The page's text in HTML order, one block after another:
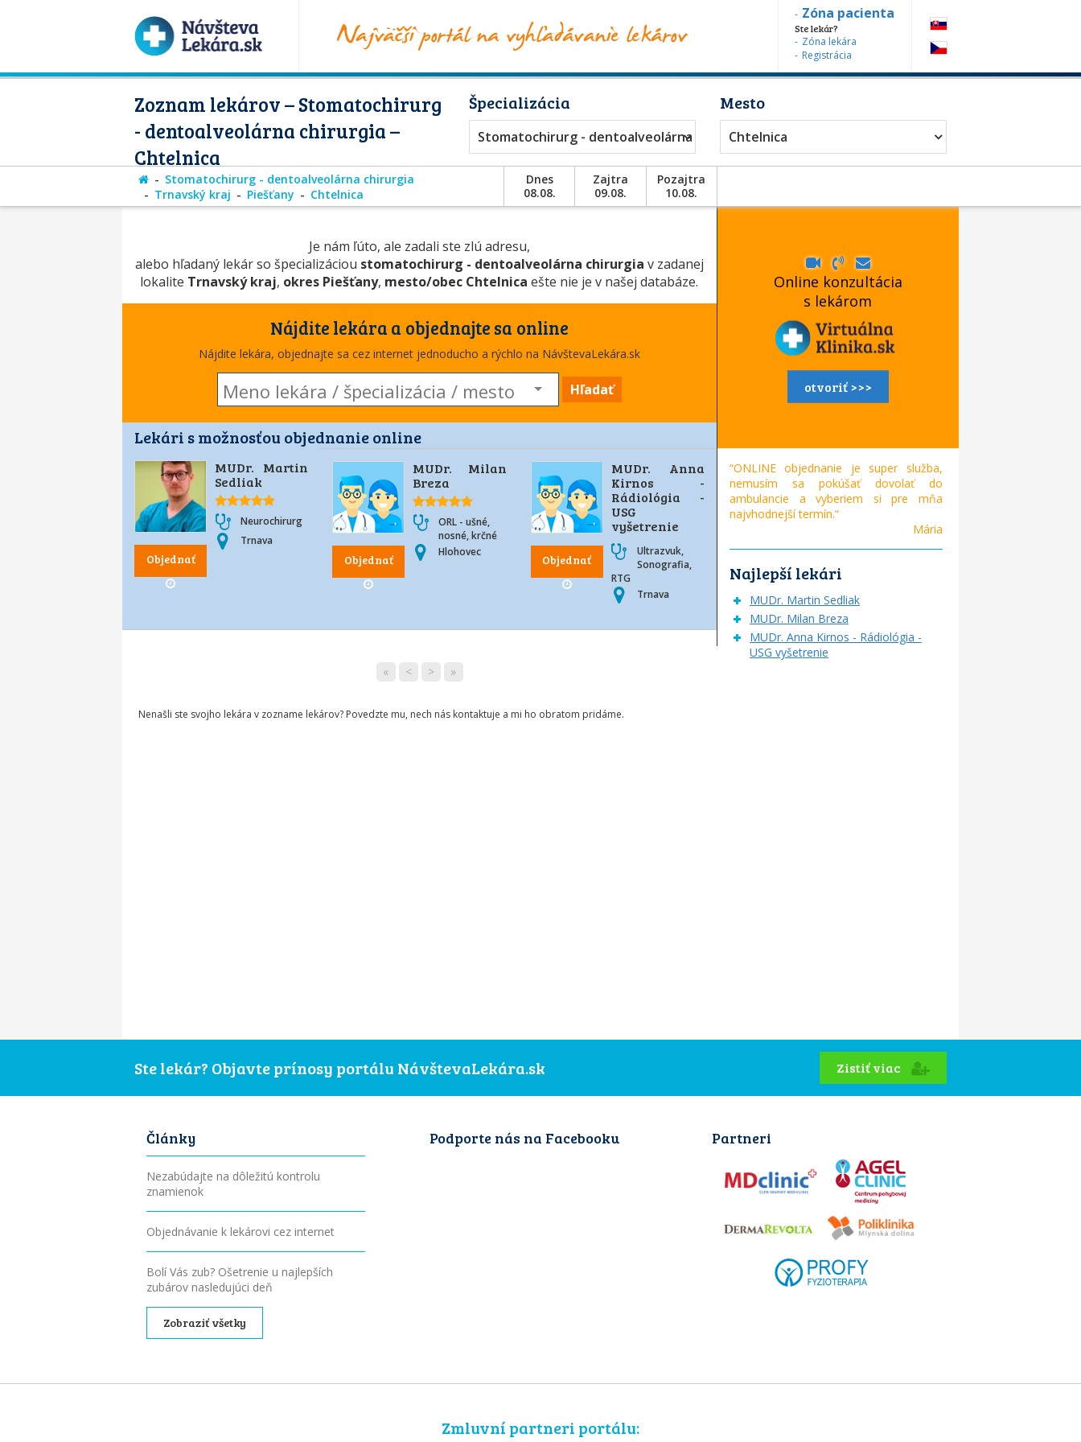
Zóna pacienta
Ste lekár?
Zóna lekára
Registrácia
Zoznam lekárov – Stomatochirurg
- dentoalveolárna chirurgia –
Chtelnica
Špecializácia
Stomatochirurg - dentoalveolárna chirurgia
Mesto
Chtelnica
Stomatochirurg - dentoalveolárna chirurgia
Trnavský kraj
Piešťany Chtelnica
Dnes
08.08.
Zajtra
09.08.
Pozajtra
10.08.
Je nám ľúto, ale zadali ste zlú adresu,
alebo hľadaný lekár so špecializáciou stomatochirurg - dentoalveolárna chirurgia v zadanej
lokalite Trnavský kraj, okres Piešťany, mesto/obec Chtelnica ešte nie je v našej databáze.
Nájdite lekára a objednajte sa online
Nájdite lekára, objednajte sa cez internet jednoducho a rýchlo na NávštevaLekára.sk
Hľadať
Lekári s možnosťou objednanie online
Objednať
MUDr. Martin
Sedliak
Neurochirurg
Trnava
Objednať
MUDr. Milan
Breza
ORL - ušné,
nosné, krčné
Hlohovec
Objednať
MUDr. Anna
Kirnos -
Rádiológia -
USG
vyšetrenie
Ultrazvuk,
Sonografia,
RTG
Trnava
« < > »
Nenašli ste svojho lekára v zozname lekárov? Povedzte mu, nech nás kontaktuje a mi ho obratom pridáme.
Online konzultácia
s lekárom
otvoriť >>>
“ONLINE objednanie je super služba,
nemusím sa pokúšať dovolať do
ambulancie a vyberiem si pre mňa
najvhodnejší termín.“
Mária
Najlepší lekári
MUDr. Martin Sedliak
MUDr. Milan Breza
MUDr. Anna Kirnos - Rádiológia -
USG vyšetrenie
Ste lekár? Objavte prínosy portálu NávštevaLekára.sk Zistiť viac
Články
Nezabúdajte na dôležitú kontrolu
znamienok
Objednávanie k lekárovi cez internet
Bolí Vás zub? Ošetrenie u najlepších
zubárov nasledujúci deň
Zobraziť všetky
Podporte nás na Facebooku Partneri
Zmluvní partneri portálu: